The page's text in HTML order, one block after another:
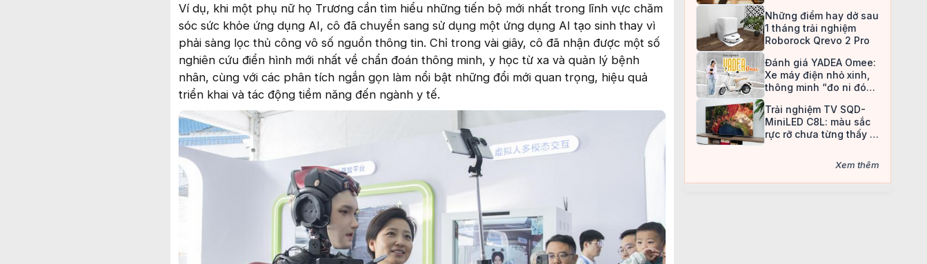
Ví dụ, khi một phụ nữ họ Trương cần tìm hiểu những tiến bộ mới nhất trong lĩnh vực chăm
sóc sức khỏe ứng dụng AI, cô đã chuyển sang sử dụng một ứng dụng AI tạo sinh thay vì
phải sàng lọc thủ công vô số nguồn thông tin. Chỉ trong vài giây, cô đã nhận được một số
nghiên cứu điển hình mới nhất về chẩn đoán thông minh, y học từ xa và quản lý bệnh
nhân, cùng với các phân tích ngắn gọn làm nổi bật những đổi mới quan trọng, hiệu quả
triển khai và tác động tiềm năng đến ngành y tế.
Những điểm hay dở sau
1 tháng trải nghiệm
Roborock Qrevo 2 Pro
Đánh giá YADEA Omee:
Xe máy điện nhỏ xinh,
thông minh “đo ni đóng
Trải nghiệm TV SQD-
MiniLED C8L: màu sắc
rực rỡ chưa từng thấy ở
Xem thêm